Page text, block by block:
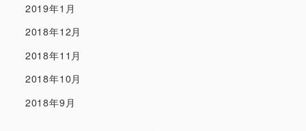
2019年1月
2018年12月
2018年11月
2018年10月
2018年9月